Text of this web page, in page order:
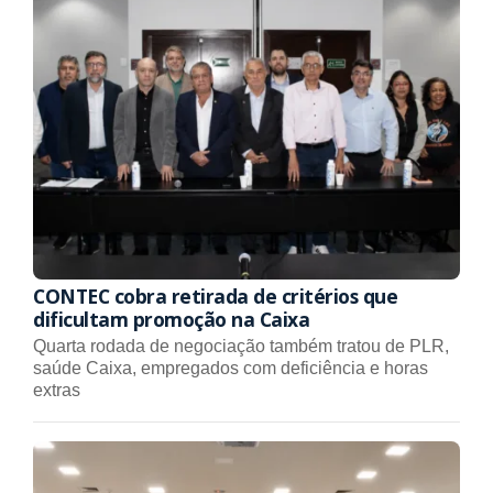
CONTEC cobra retirada de critérios que
dificultam promoção na Caixa
Quarta rodada de negociação também tratou de PLR,
saúde Caixa, empregados com deficiência e horas
extras